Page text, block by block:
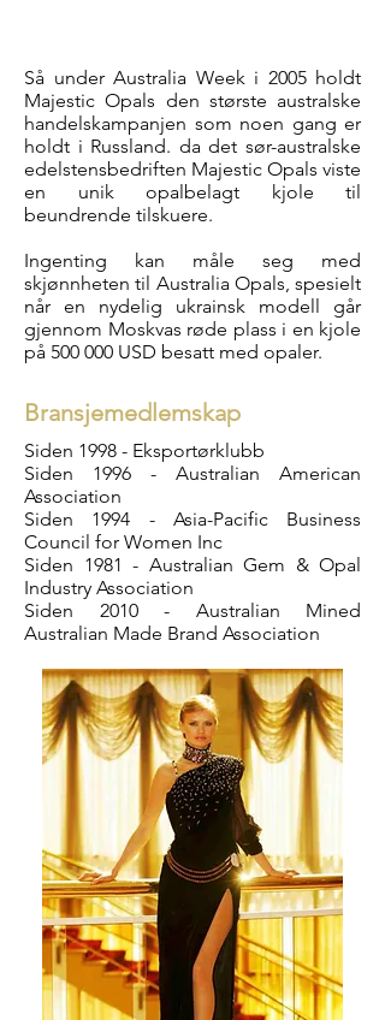
Så under Australia Week i 2005 holdt
Majestic Opals den største australske
handelskampanjen som noen gang er
holdt i Russland. da det sør-australske
edelstensbedriften Majestic Opals viste
en unik opalbelagt kjole til
beundrende tilskuere.
Ingenting kan måle seg med
skjønnheten til Australia Opals, spesielt
når en nydelig ukrainsk modell går
gjennom Moskvas røde plass i en kjole
på 500 000 USD besatt med opaler.
Bransjemedlemskap
Siden 1998 - Eksportørklubb
Siden 1996 - Australian American
Association
Siden 1994 - Asia-Pacific Business
Council for Women Inc
Siden 1981 - Australian Gem & Opal
Industry Association
Siden 2010 - Australian Mined
Australian Made Brand Association